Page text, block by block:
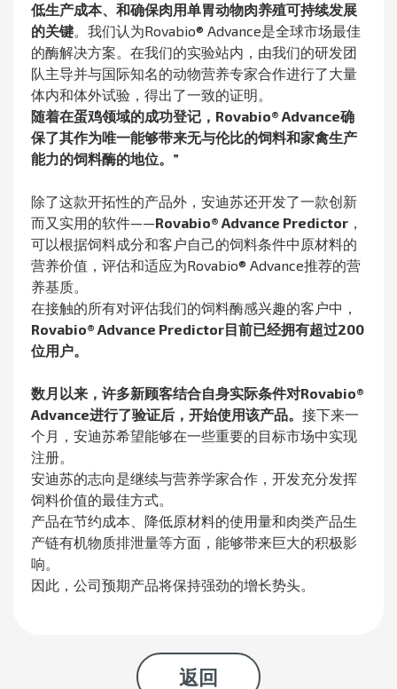
低生产成本、和确保肉用单胃动物肉养殖可持续发展
的关键。我们认为Rovabio® Advance是全球市场最佳
的酶解决方案。在我们的实验站内，由我们的研发团
队主导并与国际知名的动物营养专家合作进行了大量
体内和体外试验，得出了一致的证明。
随着在蛋鸡领域的成功登记，Rovabio® Advance确
保了其作为唯一能够带来无与伦比的饲料和家禽生产
能力的饲料酶的地位。”
除了这款开拓性的产品外，安迪苏还开发了一款创新
而又实用的软件——Rovabio® Advance Predictor ，
可以根据饲料成分和客户自己的饲料条件中原材料的
营养价值，评估和适应为Rovabio® Advance推荐的营
养基质。
在接触的所有对评估我们的饲料酶感兴趣的客户中，
Rovabio® Advance Predictor目前已经拥有超过200
位用户。
数月以来，许多新顾客结合自身实际条件对Rovabio®
Advance进行了验证后，开始使用该产品。 接下来一
个月，安迪苏希望能够在一些重要的目标市场中实现
注册。
安迪苏的志向是继续与营养学家合作，开发充分发挥
饲料价值的最佳方式。
产品在节约成本、降低原材料的使用量和肉类产品生
产链有机物质排泄量等方面，能够带来巨大的积极影
响。
因此，公司预期产品将保持强劲的增长势头。
返回